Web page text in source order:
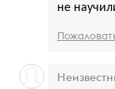
не